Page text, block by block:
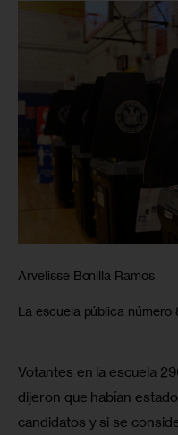
Arvelisse Bonilla Ramos
La escuela pública número
Votantes en la escuela
dijeron que habían
candidatos y si se